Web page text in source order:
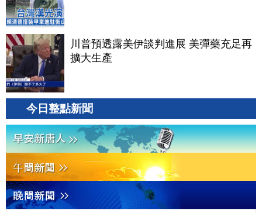
川普預透露美伊談判進展 美彈藥充足再
擴大生產
今日整點新聞